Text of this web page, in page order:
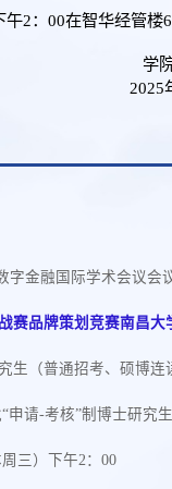
2：00在智华经管楼
公
月
字金融国际学术会议会
赛品牌策划竞赛南昌
生（普通招考、硕博
申请-考核”制博士研究
三）下午2：00